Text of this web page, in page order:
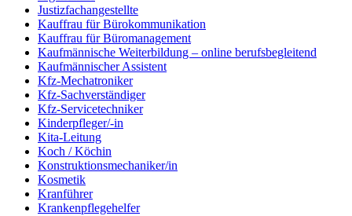
Justizfachangestellte
Kauffrau für Bürokommunikation
Kauffrau für Büromanagement
Kaufmännische Weiterbildung – online berufsbegleitend
Kaufmännischer Assistent
Kfz-Mechatroniker
Kfz-Sachverständiger
Kfz-Servicetechniker
Kinderpfleger/-in
Kita-Leitung
Koch / Köchin
Konstruktionsmechaniker/in
Kosmetik
Kranführer
Krankenpflegehelfer